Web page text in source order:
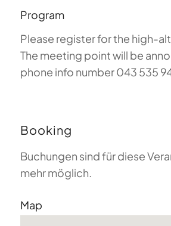
Program
Please register for the high-
The meeting point will be
phone info number 043 535
Booking
Buchungen sind für diese
mehr möglich.
Map